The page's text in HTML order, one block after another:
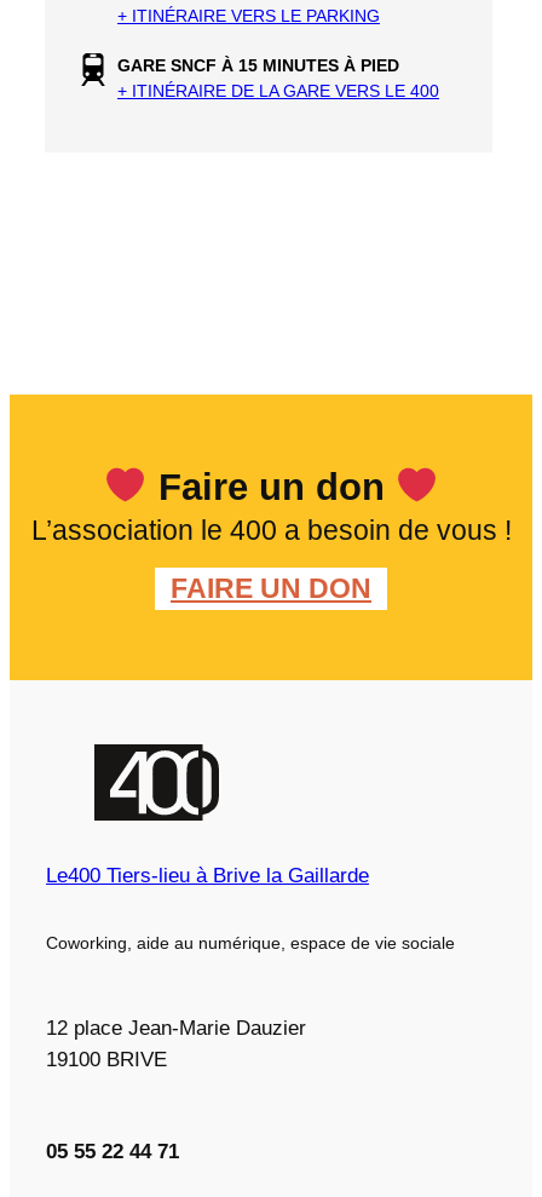
+ ITINÉRAIRE VERS LE PARKING
GARE SNCF À 15 MINUTES À PIED
+ ITINÉRAIRE DE LA GARE VERS LE 400
Faire un don
L’association le 400 a besoin de vous !
FAIRE UN DON
Le400 Tiers-lieu à Brive la Gaillarde
Coworking, aide au numérique, espace de vie sociale
12 place Jean-Marie Dauzier
19100 BRIVE
05 55 22 44 71